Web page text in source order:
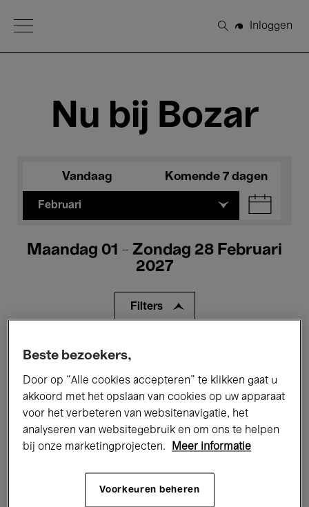
Open Menu
Zoeken
Inloggen
Nu bij Bozar
Vandaag Komende 7 dagen
Februari
Maandag 01 - Zondag 28 Februari
2027
Filters
Alle evenementen
Tentoonstellingen Films
Performances Lezingen & Debatten
Jazz Klassieke Muziek Global Music
Beste bezoekers,
Door op “Alle cookies accepteren” te klikken gaat u
akkoord met het opslaan van cookies op uw apparaat
voor het verbeteren van websitenavigatie, het
analyseren van websitegebruik en om ons te helpen
bij onze marketingprojecten.
Meer informatie
Voorkeuren beheren